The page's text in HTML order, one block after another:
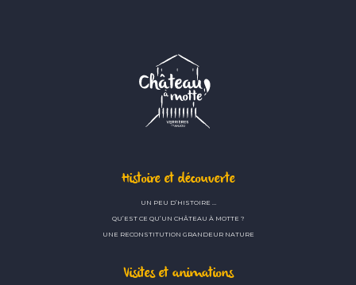
Histoire et découverte
UN PEU D’HISTOIRE …
QU’EST CE QU’UN CHÂTEAU À MOTTE ?
UNE RECONSTITUTION GRANDEUR NATURE
Visites et animations